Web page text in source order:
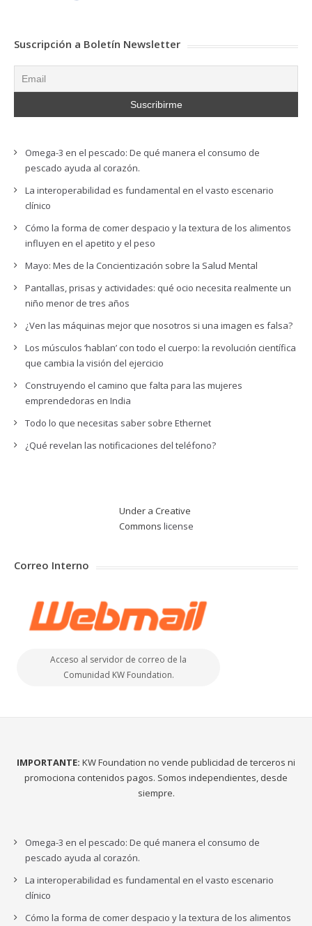
Suscripción a Boletín Newsletter
Omega-3 en el pescado: De qué manera el consumo de
pescado ayuda al corazón.
La interoperabilidad es fundamental en el vasto escenario
clínico
Cómo la forma de comer despacio y la textura de los alimentos
influyen en el apetito y el peso
Mayo: Mes de la Concientización sobre la Salud Mental
Pantallas, prisas y actividades: qué ocio necesita realmente un
niño menor de tres años
¿Ven las máquinas mejor que nosotros si una imagen es falsa?
Los músculos ‘hablan’ con todo el cuerpo: la revolución científica
que cambia la visión del ejercicio
Construyendo el camino que falta para las mujeres
emprendedoras en India
Todo lo que necesitas saber sobre Ethernet
¿Qué revelan las notificaciones del teléfono?
Under a Creative
Commons license
Correo Interno
Acceso al servidor de correo de la
Comunidad KW Foundation.
IMPORTANTE: KW Foundation no vende publicidad de terceros ni
promociona contenidos pagos. Somos independientes, desde
siempre.
Omega-3 en el pescado: De qué manera el consumo de
pescado ayuda al corazón.
La interoperabilidad es fundamental en el vasto escenario
clínico
Cómo la forma de comer despacio y la textura de los alimentos